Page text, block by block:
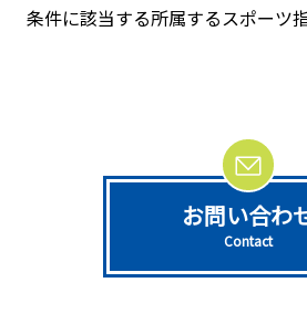
条件に該当する所属するスポーツ
お問い合わ
Contact